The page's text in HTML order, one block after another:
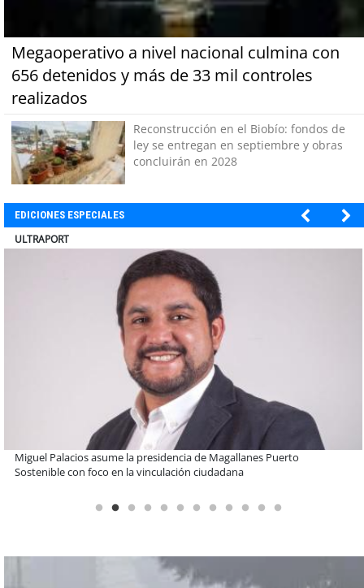
Megaoperativo a nivel nacional culmina con
656 detenidos y más de 33 mil controles
realizados
Reconstrucción en el Biobío: fondos de
ley se entregan en septiembre y obras
concluirán en 2028
EDICIONES ESPECIALES
BANCO DE CHILE
Educación y colaboración público-privada se toman La Araucanía:
encuentro reunió a líderes para abordar las brechas y oportunidades